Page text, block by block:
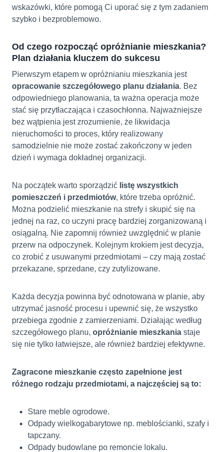
wskazówki, które pomogą Ci uporać się z tym zadaniem
szybko i bezproblemowo.
Od czego rozpocząć opróżnianie mieszkania?
Plan działania kluczem do sukcesu
Pierwszym etapem w opróżnianiu mieszkania jest
opracowanie szczegółowego planu działania. Bez
odpowiedniego planowania, ta ważna operacja może
stać się przytłaczająca i czasochłonna. Najważniejsze
bez wątpienia jest zrozumienie, że likwidacja
nieruchomości to proces, który realizowany
samodzielnie nie może zostać zakończony w jeden
dzień i wymaga dokładnej organizacji.
Na początek warto sporządzić listę wszystkich
pomieszczeń i przedmiotów, które trzeba opróżnić.
Można podzielić mieszkanie na strefy i skupić się na
jednej na raz, co uczyni pracę bardziej zorganizowaną i
osiągalną. Nie zapomnij również uwzględnić w planie
przerw na odpoczynek. Kolejnym krokiem jest decyzja,
co zrobić z usuwanymi przedmiotami – czy mają zostać
przekazane, sprzedane, czy zutylizowane.
Każda decyzja powinna być odnotowana w planie, aby
utrzymać jasność procesu i upewnić się, że wszystko
przebiega zgodnie z zamierzeniami. Działając według
szczegółowego planu, opróżnianie mieszkania staje
się nie tylko łatwiejsze, ale również bardziej efektywne.
Zagracone mieszkanie często zapełnione jest
różnego rodzaju przedmiotami, a najczęściej są to:
Stare meble ogrodowe.
Odpady wielkogabarytowe np. meblościanki, szafy i
tapczany.
Odpady budowlane po remoncie lokalu.